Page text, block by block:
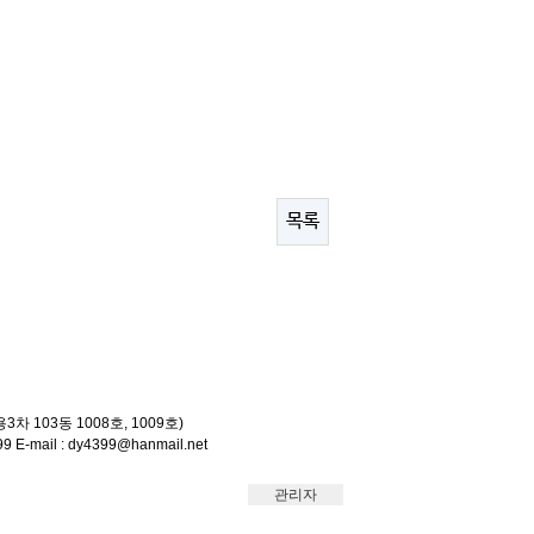
목록
3차 103동 1008호, 1009호)
E-mail : dy4399@hanmail.net
관리자